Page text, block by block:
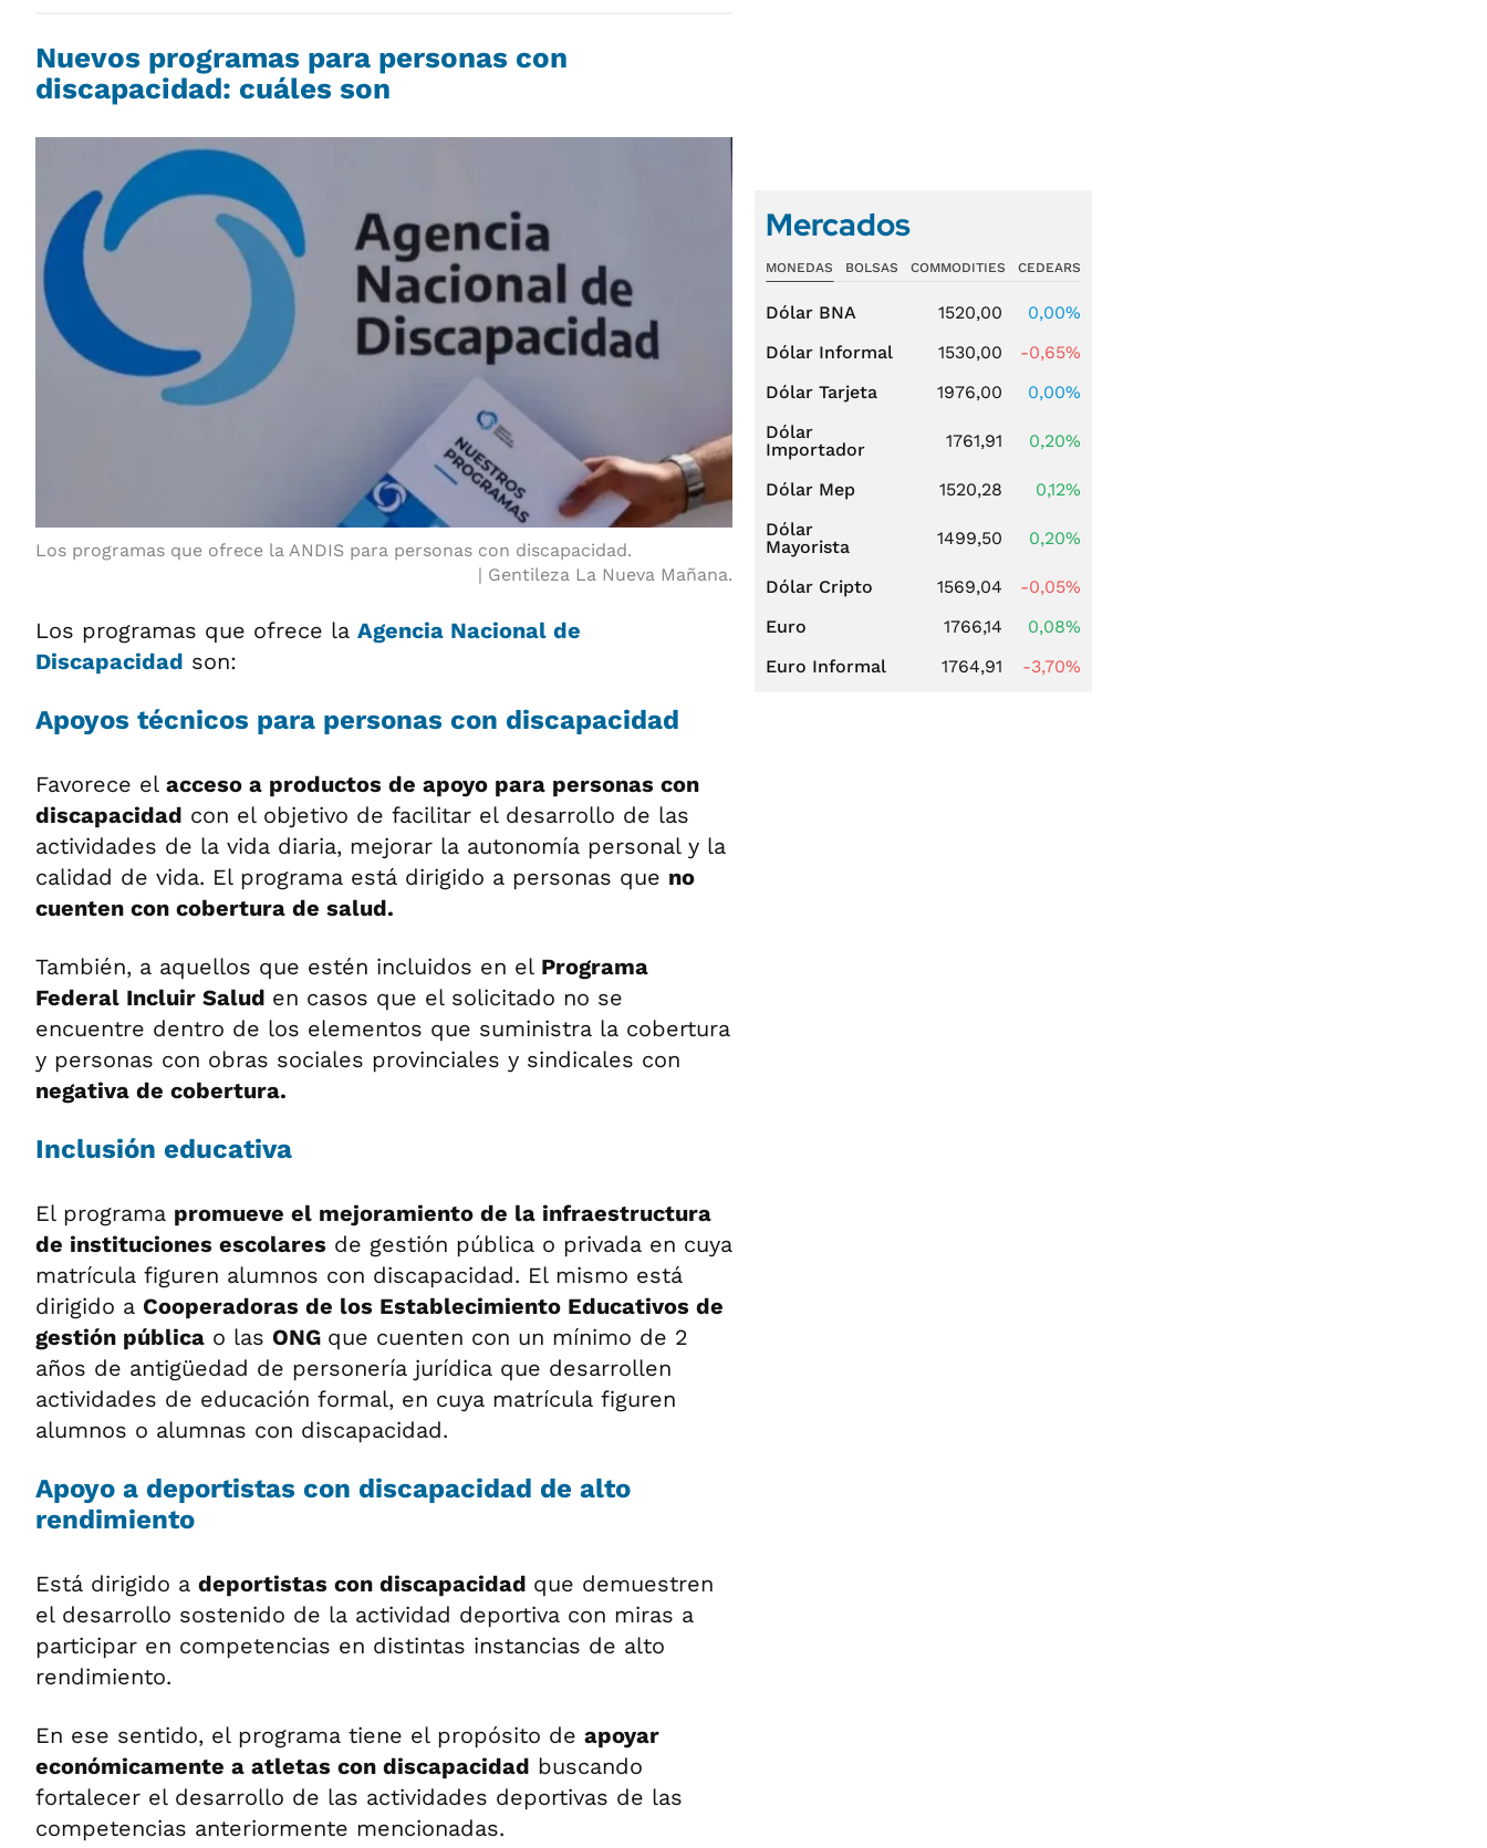
Nuevos programas para personas con
discapacidad: cuáles son
Los programas que ofrece la ANDIS para personas con discapacidad.
Gentileza La Nueva Mañana.
Los programas que ofrece la Agencia Nacional de
Discapacidad son:
Apoyos técnicos para personas con discapacidad
Favorece el acceso a productos de apoyo para personas con
discapacidad con el objetivo de facilitar el desarrollo de las
actividades de la vida diaria, mejorar la autonomía personal y la
calidad de vida. El programa está dirigido a personas que no
cuenten con cobertura de salud.
También, a aquellos que estén incluidos en el Programa
Federal Incluir Salud en casos que el solicitado no se
encuentre dentro de los elementos que suministra la cobertura
y personas con obras sociales provinciales y sindicales con
negativa de cobertura.
Inclusión educativa
El programa promueve el mejoramiento de la infraestructura
de instituciones escolares de gestión pública o privada en cuya
matrícula figuren alumnos con discapacidad. El mismo está
dirigido a Cooperadoras de los Establecimiento Educativos de
gestión pública o las ONG que cuenten con un mínimo de 2
años de antigüedad de personería jurídica que desarrollen
actividades de educación formal, en cuya matrícula figuren
alumnos o alumnas con discapacidad.
Apoyo a deportistas con discapacidad de alto
rendimiento
Está dirigido a deportistas con discapacidad que demuestren
el desarrollo sostenido de la actividad deportiva con miras a
participar en competencias en distintas instancias de alto
rendimiento.
En ese sentido, el programa tiene el propósito de apoyar
económicamente a atletas con discapacidad buscando
fortalecer el desarrollo de las actividades deportivas de las
competencias anteriormente mencionadas.
Mercados
MONEDAS BOLSAS COMMODITIES CEDEARS
Dólar BNA 1520,00
0,00%
Dólar Informal
1530,00
-0,65%
Dólar Tarjeta
1976,00
0,00%
Dólar
Importador
1761,91 0,20%
Dólar Mep 1520,28
0,12%
Dólar
Mayorista
1499,50 0,20%
Dólar Cripto 1569,04
-0,05%
Euro
1766,14
0,08%
Euro Informal
1764,91 -3,70%